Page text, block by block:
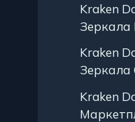
Kraken
Зеркала
Kraken
Зеркала
Kraken